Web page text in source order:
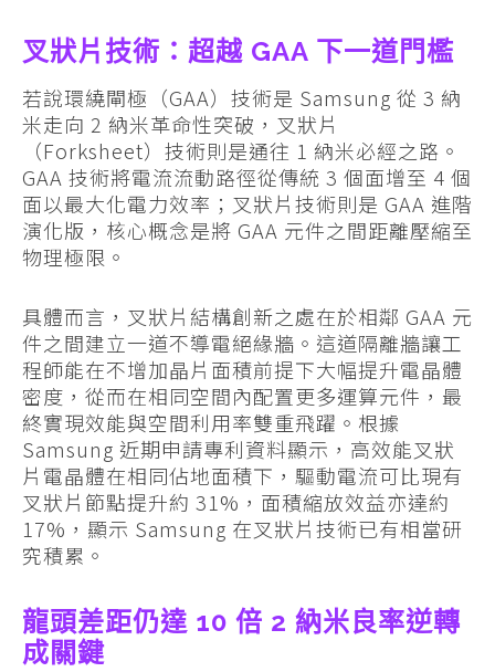
叉狀片技術：超越 GAA 下一道門檻
若說環繞閘極（GAA）技術是 Samsung 從 3 納
米走向 2 納米革命性突破，叉狀片
（Forksheet）技術則是通往 1 納米必經之路。
GAA 技術將電流流動路徑從傳統 3 個面增至 4 個
面以最大化電力效率；叉狀片技術則是 GAA 進階
演化版，核心概念是將 GAA 元件之間距離壓縮至
物理極限。
具體而言，叉狀片結構創新之處在於相鄰 GAA 元
件之間建立一道不導電絕緣牆。這道隔離牆讓工
程師能在不增加晶片面積前提下大幅提升電晶體
密度，從而在相同空間內配置更多運算元件，最
終實現效能與空間利用率雙重飛躍。根據
Samsung 近期申請專利資料顯示，高效能叉狀
片電晶體在相同佔地面積下，驅動電流可比現有
叉狀片節點提升約 31%，面積縮放效益亦達約
17%，顯示 Samsung 在叉狀片技術已有相當研
究積累。
龍頭差距仍達 10 倍 2 納米良率逆轉
成關鍵